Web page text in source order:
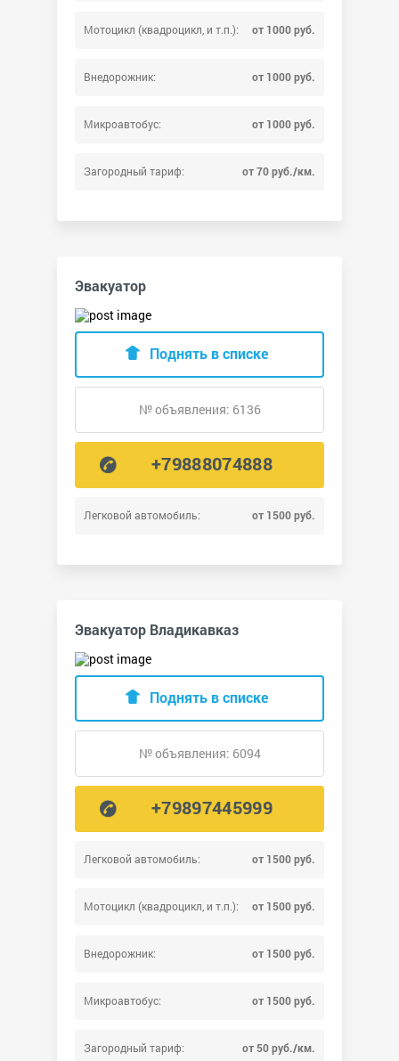
Мотоцикл (квадроцикл, и т.п.): от 1000 руб.
Внедорожник: от 1000 руб.
Микроавтобус: от 1000 руб.
Загородный тариф: от 70 руб./км.
Эвакуатор
Легковой автомобиль: от 1500 руб.
Поднять в списке
№ объявления: 6136
+79888074888
Эвакуатор Владикавказ
Легковой автомобиль: от 1500 руб.
Мотоцикл (квадроцикл, и т.п.): от 1500 руб.
Внедорожник: от 1500 руб.
Микроавтобус: от 1500 руб.
Загородный тариф: от 50 руб./км.
Поднять в списке
№ объявления: 6094
+79897445999